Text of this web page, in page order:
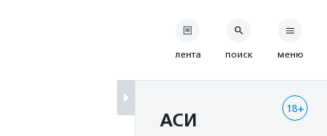
лента поиск меню
18+
АСИ